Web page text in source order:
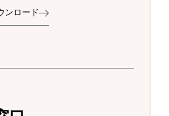
ンロード